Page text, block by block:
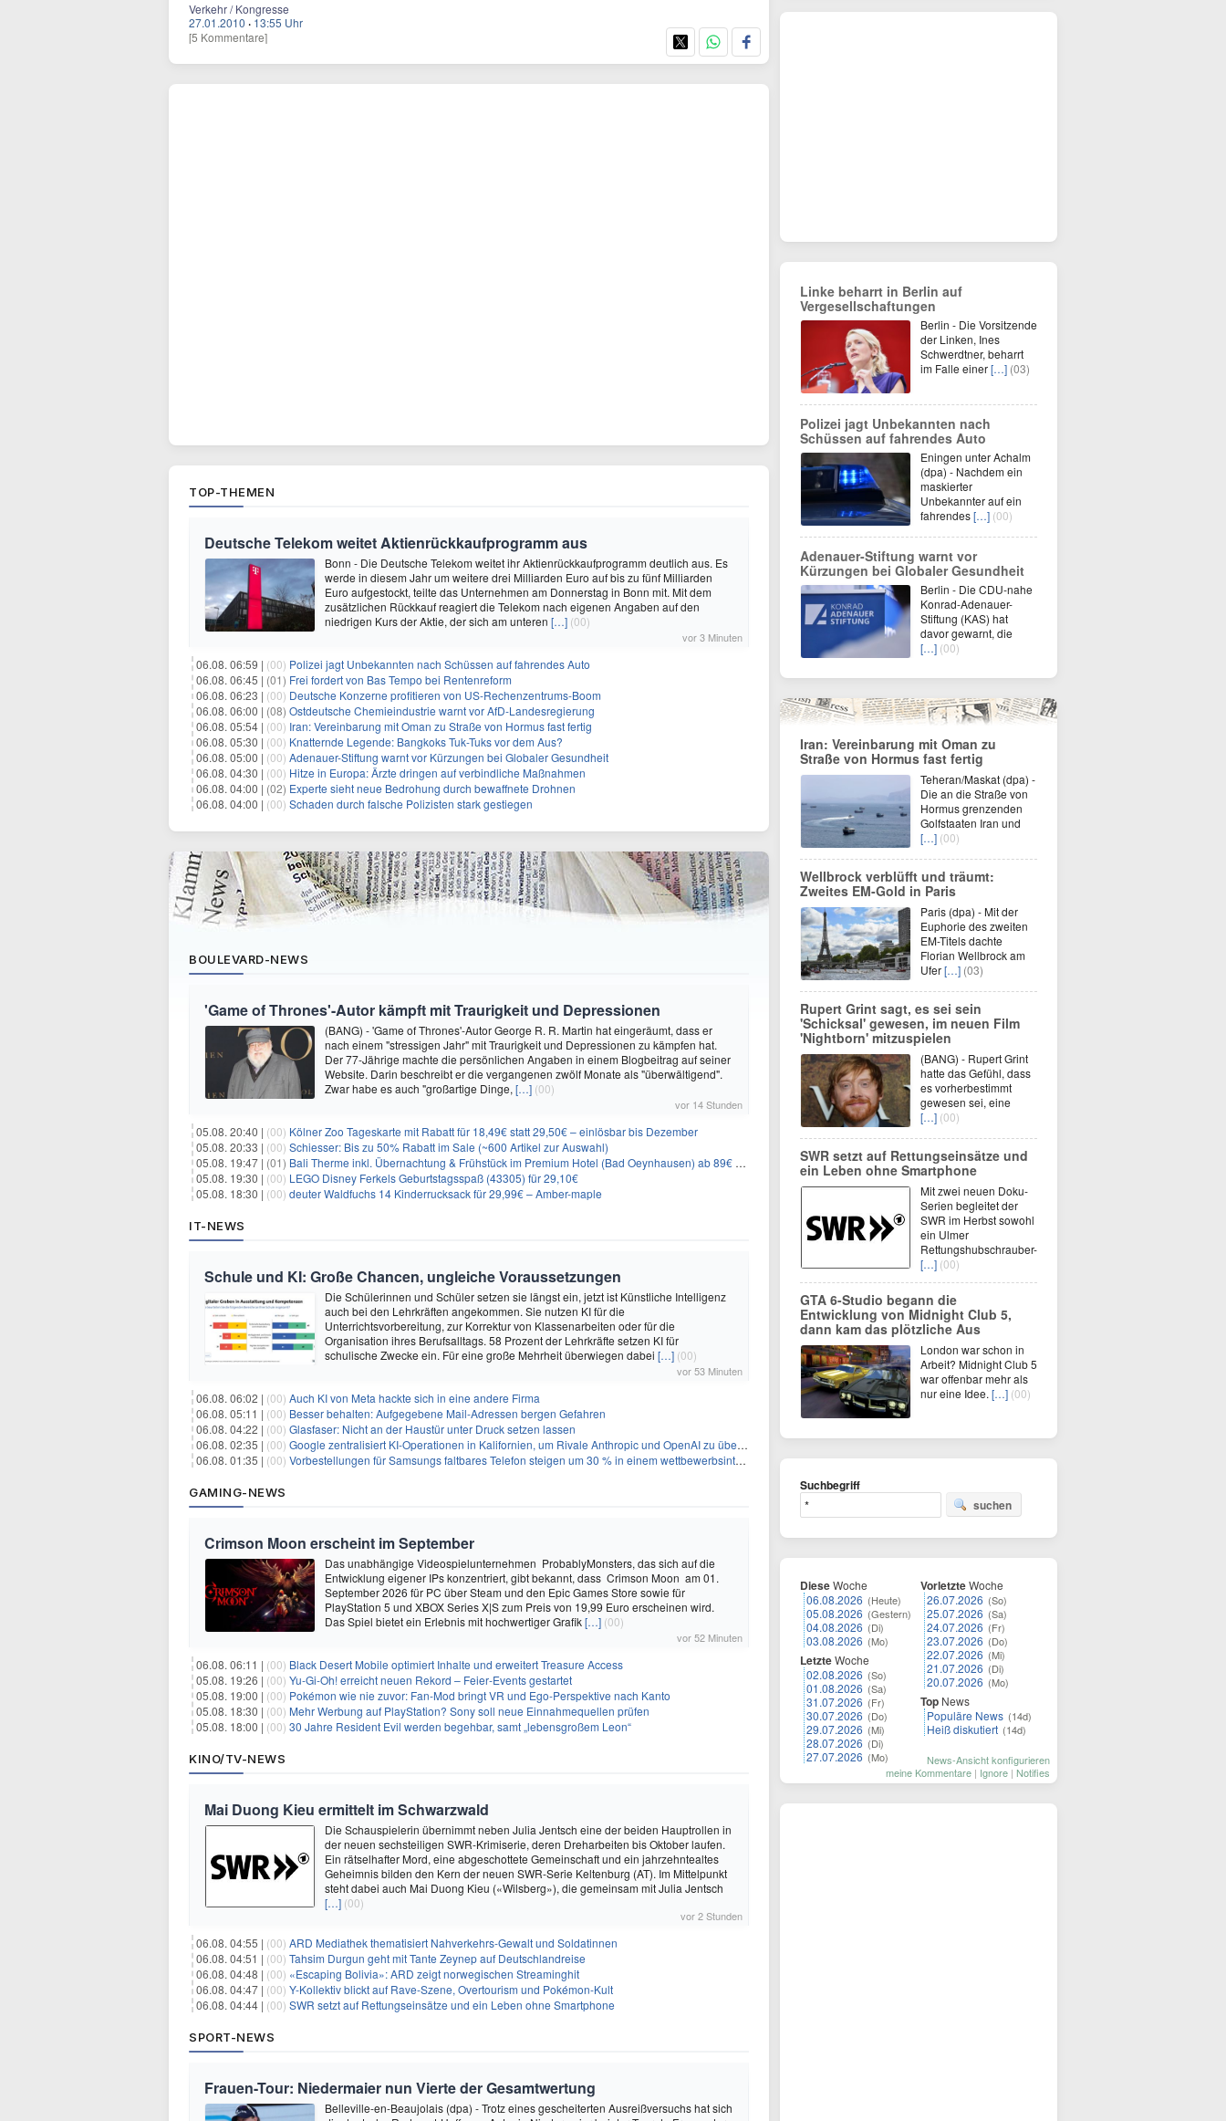
Verkehr / Kongresse
27.01.2010 · 13:55 Uhr
[5 Kommentare]
TOP-THEMEN
Deutsche Telekom weitet Aktienrückkaufprogramm aus
Bonn - Die Deutsche Telekom weitet ihr Aktienrückkaufprogramm deutlich aus. Es
werde in diesem Jahr um weitere drei Milliarden Euro auf bis zu fünf Milliarden
Euro aufgestockt, teilte das Unternehmen am Donnerstag in Bonn mit. Mit dem
zusätzlichen Rückkauf reagiert die Telekom nach eigenen Angaben auf den
niedrigen Kurs der Aktie, der sich am unteren […] (00)
vor 3 Minuten
06.08. 06:59 | (00) Polizei jagt Unbekannten nach Schüssen auf fahrendes Auto
06.08. 06:45 | (01) Frei fordert von Bas Tempo bei Rentenreform
06.08. 06:23 | (00) Deutsche Konzerne profitieren von US-Rechenzentrums-Boom
06.08. 06:00 | (08) Ostdeutsche Chemieindustrie warnt vor AfD-Landesregierung
06.08. 05:54 | (00) Iran: Vereinbarung mit Oman zu Straße von Hormus fast fertig
06.08. 05:30 | (00) Knatternde Legende: Bangkoks Tuk-Tuks vor dem Aus?
06.08. 05:00 | (00) Adenauer-Stiftung warnt vor Kürzungen bei Globaler Gesundheit
06.08. 04:30 | (00) Hitze in Europa: Ärzte dringen auf verbindliche Maßnahmen
06.08. 04:00 | (02) Experte sieht neue Bedrohung durch bewaffnete Drohnen
06.08. 04:00 | (00) Schaden durch falsche Polizisten stark gestiegen
BOULEVARD-NEWS
'Game of Thrones'-Autor kämpft mit Traurigkeit und Depressionen
(BANG) - 'Game of Thrones'-Autor George R. R. Martin hat eingeräumt, dass er
nach einem "stressigen Jahr" mit Traurigkeit und Depressionen zu kämpfen hat.
Der 77-Jährige machte die persönlichen Angaben in einem Blogbeitrag auf seiner
Website. Darin beschreibt er die vergangenen zwölf Monate als "überwältigend".
Zwar habe es auch "großartige Dinge, […] (00)
vor 14 Stunden
05.08. 20:40 | (00) Kölner Zoo Tageskarte mit Rabatt für 18,49€ statt 29,50€ – einlösbar bis Dezember
05.08. 20:33 | (00) Schiesser: Bis zu 50% Rabatt im Sale (~600 Artikel zur Auswahl)
05.08. 19:47 | (01) Bali Therme inkl. Übernachtung & Frühstück im Premium Hotel (Bad Oeynhausen) ab 89€ p.P.
05.08. 19:30 | (00) LEGO Disney Ferkels Geburtstagsspaß (43305) für 29,10€
05.08. 18:30 | (00) deuter Waldfuchs 14 Kinderrucksack für 29,99€ – Amber-maple
IT-NEWS
Schule und KI: Große Chancen, ungleiche Voraussetzungen
Die Schülerinnen und Schüler setzen sie längst ein, jetzt ist Künstliche Intelligenz
auch bei den Lehrkräften angekommen. Sie nutzen KI für die
Unterrichtsvorbereitung, zur Korrektur von Klassenarbeiten oder für die
Organisation ihres Berufsalltags. 58 Prozent der Lehrkräfte setzen KI für
schulische Zwecke ein. Für eine große Mehrheit überwiegen dabei […] (00)
vor 53 Minuten
06.08. 06:02 | (00) Auch KI von Meta hackte sich in eine andere Firma
06.08. 05:11 | (00) Besser behalten: Aufgegebene Mail-Adressen bergen Gefahren
06.08. 04:22 | (00) Glasfaser: Nicht an der Haustür unter Druck setzen lassen
06.08. 02:35 | (00) Google zentralisiert KI-Operationen in Kalifornien, um Rivale Anthropic und OpenAI zu überholen
06.08. 01:35 | (00) Vorbestellungen für Samsungs faltbares Telefon steigen um 30 % in einem wettbewerbsintensiven Markt
GAMING-NEWS
Crimson Moon erscheint im September
Das unabhängige Videospielunternehmen ProbablyMonsters, das sich auf die
Entwicklung eigener IPs konzentriert, gibt bekannt, dass Crimson Moon am 01.
September 2026 für PC über Steam und den Epic Games Store sowie für
PlayStation 5 und XBOX Series X|S zum Preis von 19,99 Euro erscheinen wird.
Das Spiel bietet ein Erlebnis mit hochwertiger Grafik[…] (00)
vor 52 Minuten
06.08. 06:11 | (00) Black Desert Mobile optimiert Inhalte und erweitert Treasure Access
05.08. 19:26 | (00) Yu‑Gi‑Oh! erreicht neuen Rekord – Feier‑Events gestartet
05.08. 19:00 | (00) Pokémon wie nie zuvor: Fan-Mod bringt VR und Ego-Perspektive nach Kanto
05.08. 18:30 | (00) Mehr Werbung auf PlayStation? Sony soll neue Einnahmequellen prüfen
05.08. 18:00 | (00) 30 Jahre Resident Evil werden begehbar, samt „lebensgroßem Leon“
KINO/TV-NEWS
Mai Duong Kieu ermittelt im Schwarzwald
Die Schauspielerin übernimmt neben Julia Jentsch eine der beiden Hauptrollen in
der neuen sechsteiligen SWR-Krimiserie, deren Dreharbeiten bis Oktober laufen.
Ein rätselhafter Mord, eine abgeschottete Gemeinschaft und ein jahrzehntealtes
Geheimnis bilden den Kern der neuen SWR-Serie Keltenburg (AT). Im Mittelpunkt
steht dabei auch Mai Duong Kieu («Wilsberg»), die gemeinsam mit Julia Jentsch
[…] (00)
vor 2 Stunden
06.08. 04:55 | (00) ARD Mediathek thematisiert Nahverkehrs-Gewalt und Soldatinnen
06.08. 04:51 | (00) Tahsim Durgun geht mit Tante Zeynep auf Deutschlandreise
06.08. 04:48 | (00) «Escaping Bolivia»: ARD zeigt norwegischen Streaminghit
06.08. 04:47 | (00) Y-Kollektiv blickt auf Rave-Szene, Overtourism und Pokémon-Kult
06.08. 04:44 | (00) SWR setzt auf Rettungseinsätze und ein Leben ohne Smartphone
SPORT-NEWS
Frauen-Tour: Niedermaier nun Vierte der Gesamtwertung
Belleville-en-Beaujolais (dpa) - Trotz eines gescheiterten Ausreißversuchs hat sich
Linke beharrt in Berlin auf
Vergesellschaftungen
Berlin - Die Vorsitzende
der Linken, Ines
Schwerdtner, beharrt
im Falle einer[…] (03)
Polizei jagt Unbekannten nach
Schüssen auf fahrendes Auto
Eningen unter Achalm
(dpa) - Nachdem ein
maskierter
Unbekannter auf ein
fahrendes[…] (00)
Adenauer-Stiftung warnt vor
Kürzungen bei Globaler Gesundheit
Berlin - Die CDU-nahe
Konrad-Adenauer-
Stiftung (KAS) hat
davor gewarnt, die
[…] (00)
Iran: Vereinbarung mit Oman zu
Straße von Hormus fast fertig
Teheran/Maskat (dpa) -
Die an die Straße von
Hormus grenzenden
Golfstaaten Iran und
[…] (00)
Wellbrock verblüfft und träumt:
Zweites EM-Gold in Paris
Paris (dpa) - Mit der
Euphorie des zweiten
EM-Titels dachte
Florian Wellbrock am
Ufer[…] (03)
Rupert Grint sagt, es sei sein
'Schicksal' gewesen, im neuen Film
'Nightborn' mitzuspielen
(BANG) - Rupert Grint
hatte das Gefühl, dass
es vorherbestimmt
gewesen sei, eine
[…] (00)
SWR setzt auf Rettungseinsätze und
ein Leben ohne Smartphone
Mit zwei neuen Doku-
Serien begleitet der
SWR im Herbst sowohl
ein Ulmer
Rettungshubschrauber-
[…] (00)
GTA 6-Studio begann die
Entwicklung von Midnight Club 5,
dann kam das plötzliche Aus
London war schon in
Arbeit? Midnight Club 5
war offenbar mehr als
nur eine Idee. […] (00)
Suchbegriff
suchen
DieseWoche
06.08.2026 (Heute)
05.08.2026 (Gestern)
04.08.2026 (Di)
03.08.2026 (Mo)
LetzteWoche
02.08.2026 (So)
01.08.2026 (Sa)
31.07.2026 (Fr)
30.07.2026 (Do)
29.07.2026 (Mi)
28.07.2026 (Di)
27.07.2026 (Mo)
VorletzteWoche
26.07.2026 (So)
25.07.2026 (Sa)
24.07.2026 (Fr)
23.07.2026 (Do)
22.07.2026 (Mi)
21.07.2026 (Di)
20.07.2026 (Mo)
Top News
Populäre News (14d)
Heiß diskutiert (14d)
News-Ansicht konfigurieren
meine Kommentare | Ignore | Notifies